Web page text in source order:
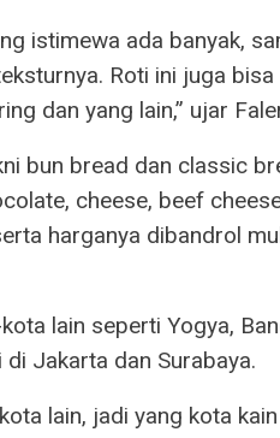
istimewa ada banyak,
Roti ini juga bisa
dan yang lain,” ujar
bun bread dan classic
cheese, beef
harganya dibandrol
lain seperti Yogya,
Jakarta dan Surabaya.
lain, jadi yang kota